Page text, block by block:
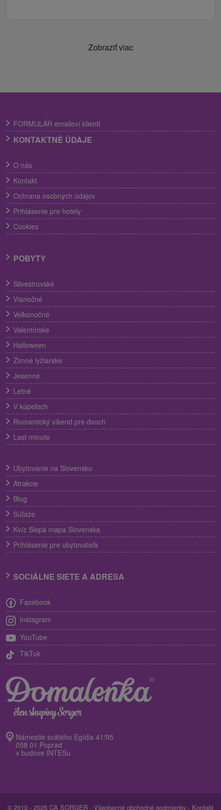
Zobraziť viac
FORMULÁR emailoví klienti
KONTAKTNÉ ÚDAJE
O nás
Kontakt
Ochrana osobných údajov
Prihlásenie pre hotely
Cookies
POBYTY
Silvestrovské
Vianočné
Veľkonočné
Valentínske
Halloween
Zimné lyžiarske
Jesenné
Letné
V kúpeľoch
Romantický víkend pre dvoch
Last minute
Ubytovanie na Slovensku
Atrakcie
Blog
Súťaže
Kvíz Slepá mapa Slovenska
Prihlásenie pre ubytovateľa
SOCIÁLNE SIETE A ADRESA
Facebook
Instagram
YouTube
TikTok
Námestie svätého Egídia 41/95
058 01 Poprad
v budove INTESu
© 2010 - 2026 CA SORGER - Všeobecné obchodné podmienky - Kontakt